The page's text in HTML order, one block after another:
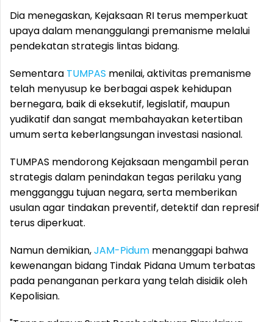
Dia menegaskan, Kejaksaan RI terus memperkuat
upaya dalam menanggulangi premanisme melalui
pendekatan strategis lintas bidang.
Sementara TUMPAS menilai, aktivitas premanisme
telah menyusup ke berbagai aspek kehidupan
bernegara, baik di eksekutif, legislatif, maupun
yudikatif dan sangat membahayakan ketertiban
umum serta keberlangsungan investasi nasional.
TUMPAS mendorong Kejaksaan mengambil peran
strategis dalam penindakan tegas perilaku yang
mengganggu tujuan negara, serta memberikan
usulan agar tindakan preventif, detektif dan represif
terus diperkuat.
Namun demikian,JAM-Pidum menanggapi bahwa
kewenangan bidang Tindak Pidana Umum terbatas
pada penanganan perkara yang telah disidik oleh
Kepolisian.